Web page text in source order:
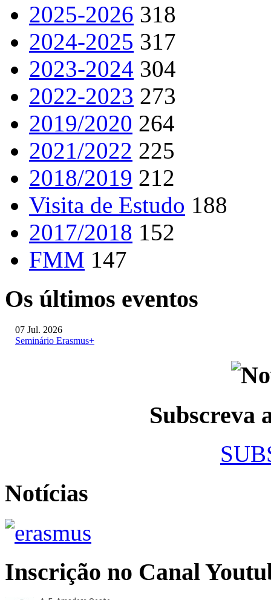
2025-2026 318
2024-2025 317
2023-2024 304
2022-2023 273
2019/2020 264
2021/2022 225
2018/2019 212
Visita de Estudo 188
2017/2018 152
FMM 147
Os últimos eventos
07 Jul. 2026
Seminário Erasmus+
Subscreva
Notícias
Inscrição no Canal